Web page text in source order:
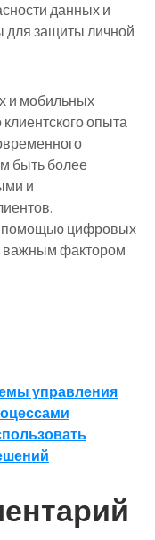
данных и
для защиты личной
и мобильных
опыта
быть более
и
помощью цифровых
важным фактором
управления